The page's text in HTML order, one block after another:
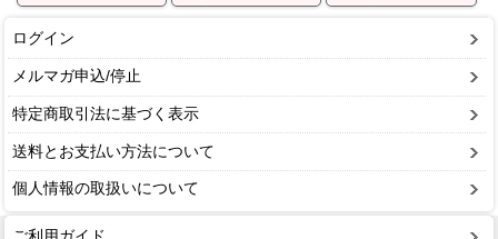
ログイン
メルマガ申込/停止
特定商取引法に基づく表示
送料とお支払い方法について
個人情報の取扱いについて